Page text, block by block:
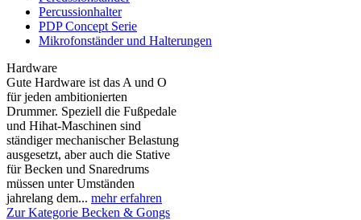
Percussionhalter
PDP Concept Serie
Mikrofonständer und Halterungen
Hardware
Gute Hardware ist das A und O
für jeden ambitionierten
Drummer. Speziell die Fußpedale
und Hihat-Maschinen sind
ständiger mechanischer Belastung
ausgesetzt, aber auch die Stative
für Becken und Snaredrums
müssen unter Umständen
jahrelang dem... mehr erfahren
Zur Kategorie Becken & Gongs